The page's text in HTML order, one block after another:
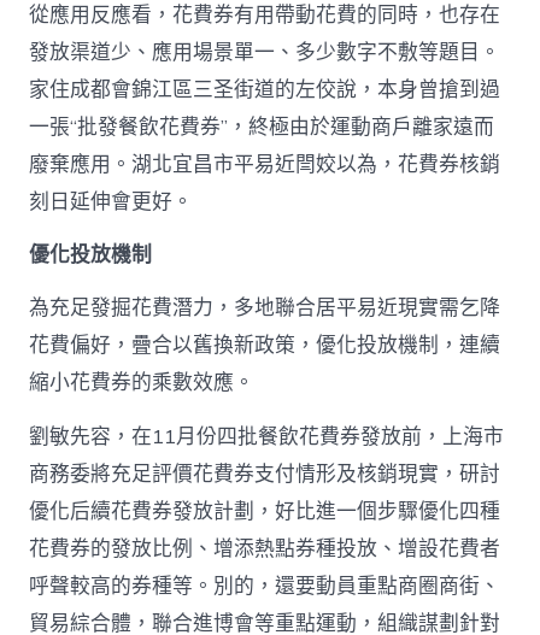
從應用反應看，花費券有用帶動花費的同時，也存在
發放渠道少、應用場景單一、多少數字不敷等題目。
家住成都會錦江區三圣街道的左佼說，本身曾搶到過
一張“批發餐飲花費券”，終極由於運動商戶離家遠而
廢棄應用。湖北宜昌市平易近閆姣以為，花費券核銷
刻日延伸會更好。
優化投放機制
為充足發掘花費潛力，多地聯合居平易近現實需乞降
花費偏好，疊合以舊換新政策，優化投放機制，連續
縮小花費券的乘數效應。
劉敏先容，在11月份四批餐飲花費券發放前，上海市
商務委將充足評價花費券支付情形及核銷現實，研討
優化后續花費券發放計劃，好比進一個步驟優化四種
花費券的發放比例、增添熱點券種投放、增設花費者
呼聲較高的券種等。別的，還要動員重點商圈商街、
貿易綜合體，聯合進博會等重點運動，組織謀劃針對